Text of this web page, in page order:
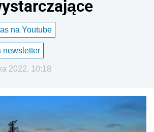
na Youtube
newsletter
2022, 10:18